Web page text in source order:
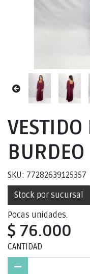
VESTIDO
BURDEO
SKU: 77282639125357
Stock por sucursal
Pocas unidades.
$ 76.000
CANTIDAD